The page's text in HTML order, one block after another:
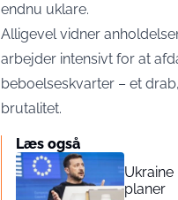
endnu uklare.
Alligevel vidner
arbejder intensivt for at
beboelseskvarter – et
brutalitet.
Læs også
planer